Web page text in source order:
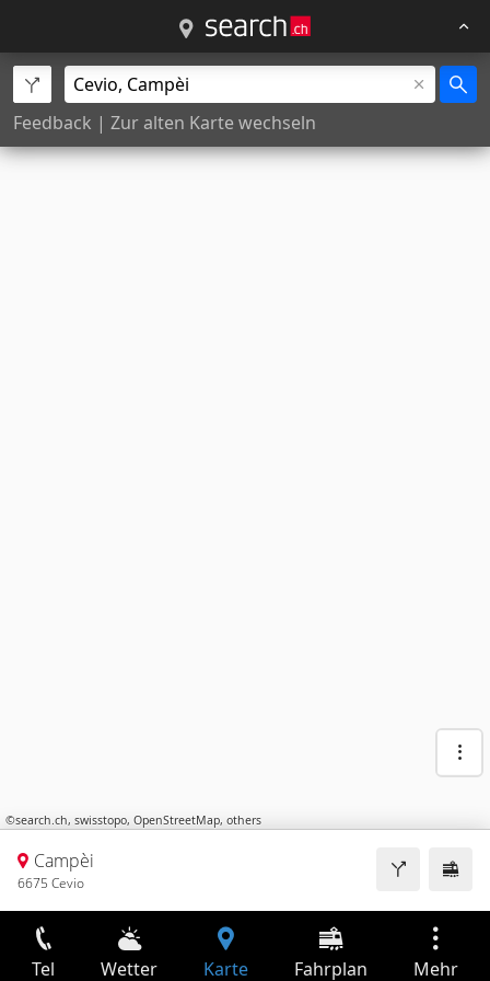
Feedback | Zur alten Karte wechseln
©search.ch, swisstopo, OpenStreetMap, others
Campèi
6675 Cevio
Tel Wetter Karte Fahrplan Mehr